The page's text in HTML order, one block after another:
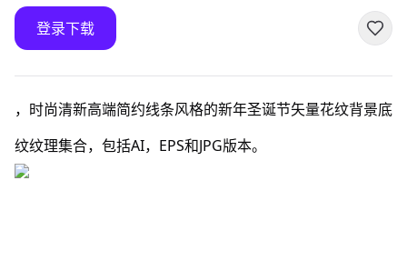
登录下载
，时尚清新高端简约线条风格的新年圣诞节矢量花纹背景底
纹纹理集合，包括AI，EPS和JPG版本。